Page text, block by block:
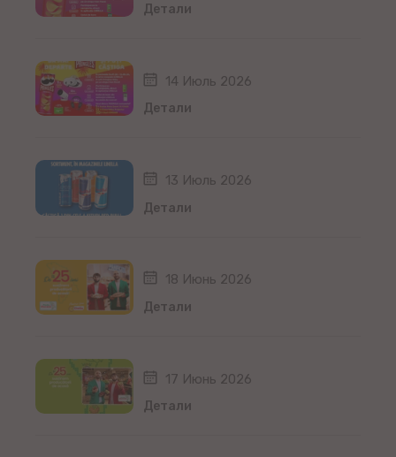
Детали
14 Июль 2026
Детали
13 Июль 2026
Детали
18 Июнь 2026
Детали
17 Июнь 2026
Детали